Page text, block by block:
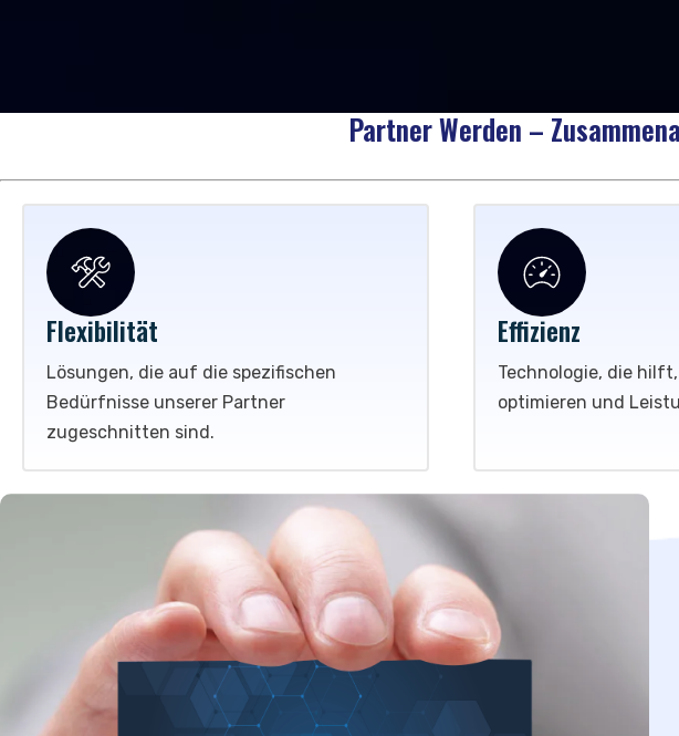
Partner Werden –
Flexibilität
Lösungen, die auf die spezifischen
Bedürfnisse unserer Partner
zugeschnitten sind.
Effizienz
Technologie, die
optimieren und